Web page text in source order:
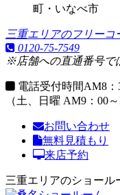
町・いなべ市
三重エリアのフリーコ
0120-75-7549
※店舗への直通番号で
電話受付時間AM8：
（土、日曜 AM9：00～
お問い合わせ
無料見積もり
来店予約
三重エリアのショール